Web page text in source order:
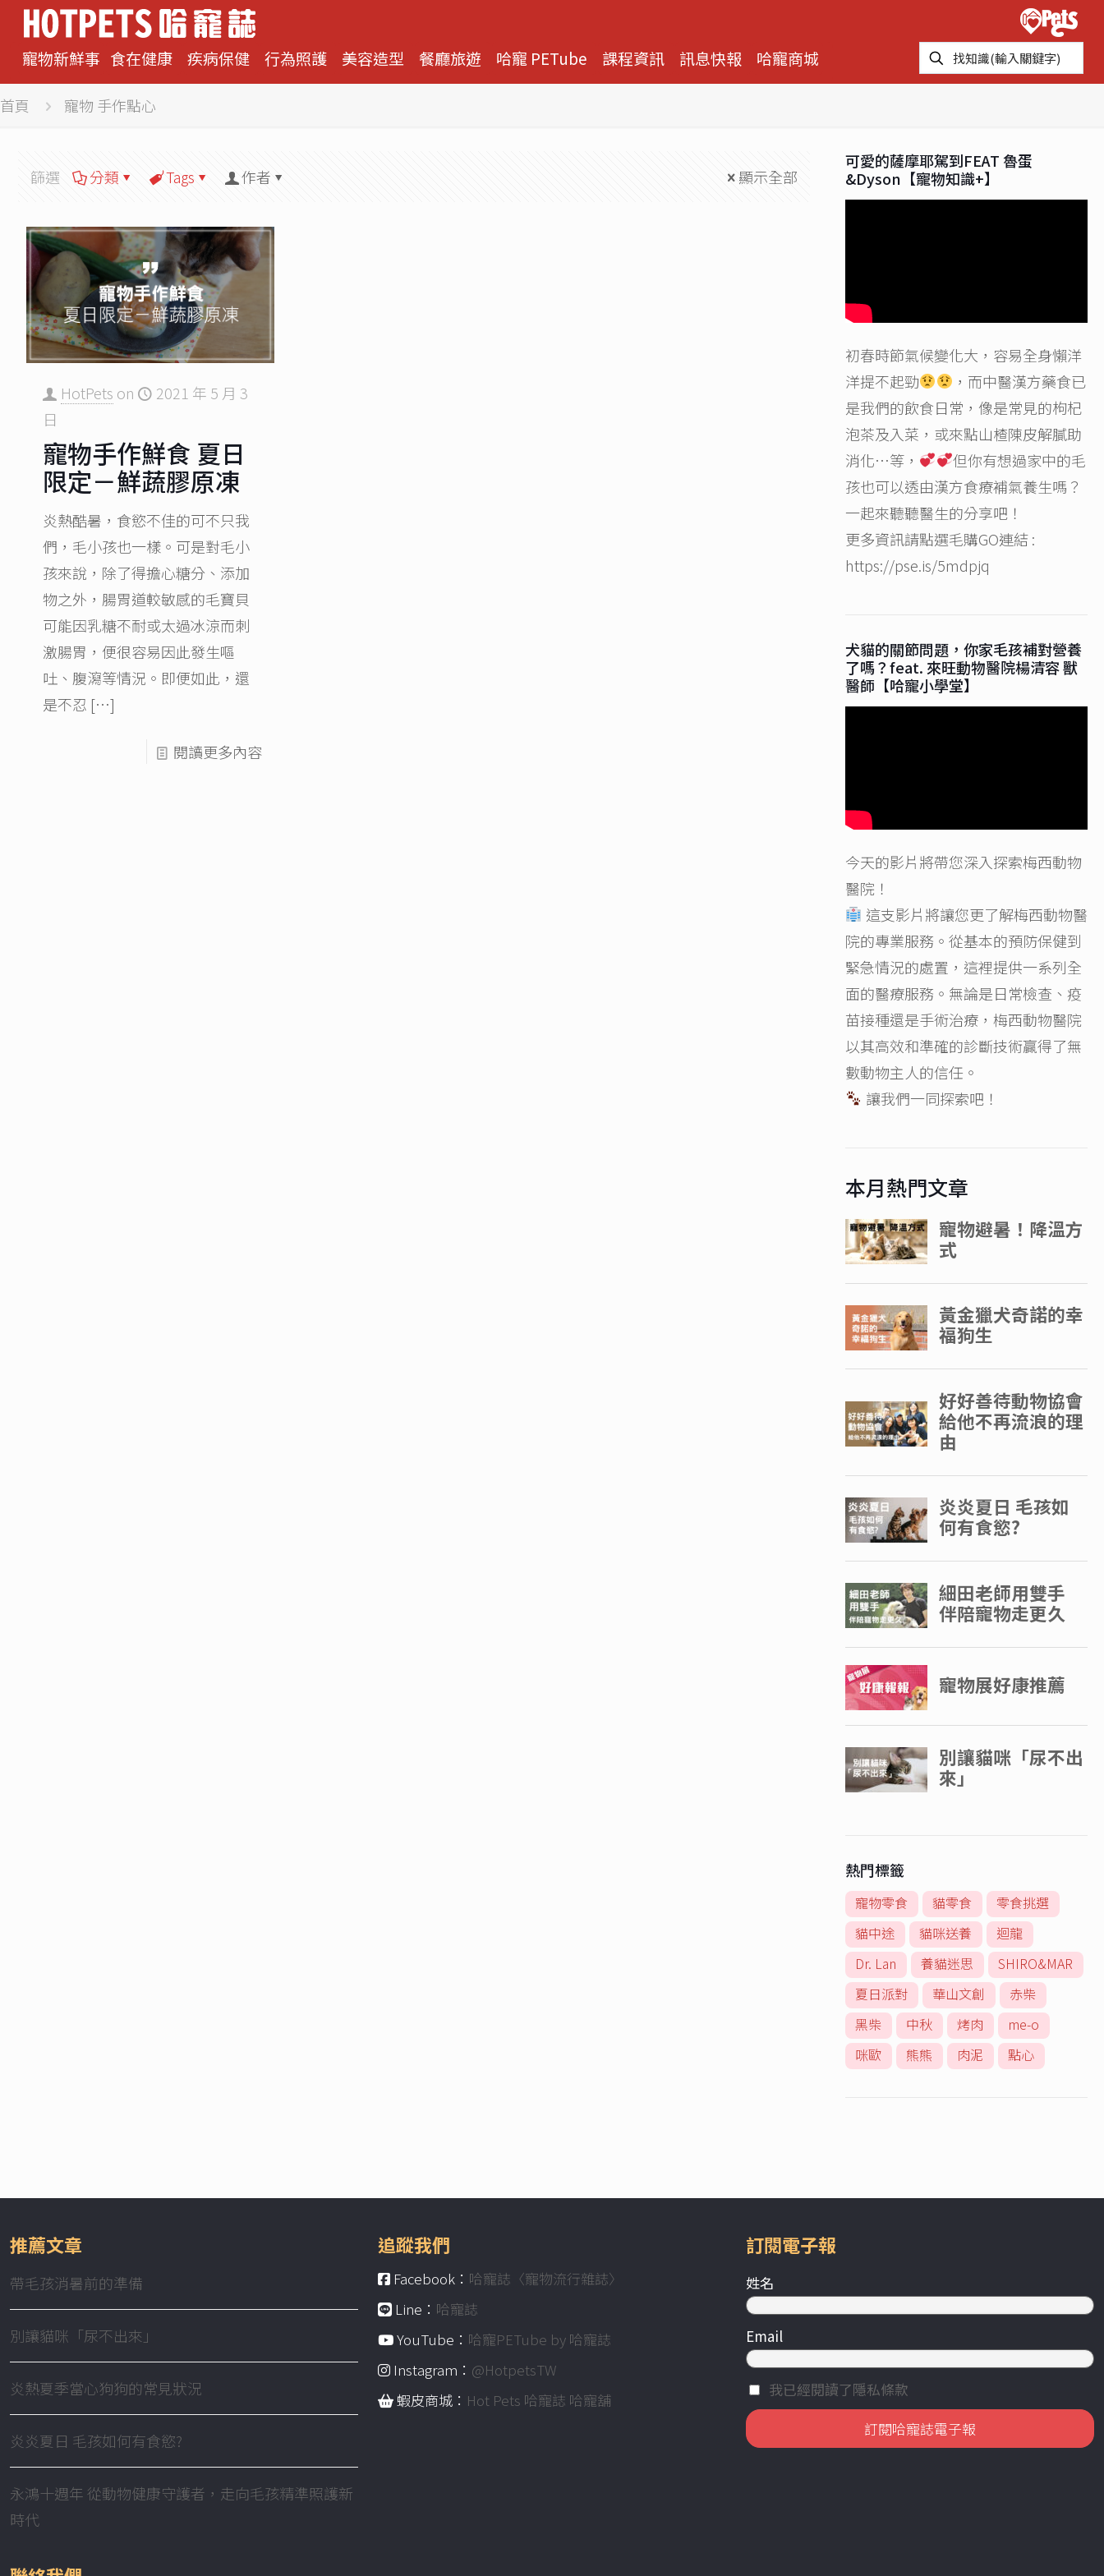
寵物新鮮事 食在健康 疾病保健 行為照護 美容造型 餐廳旅遊 哈寵 PETube 課程資訊 訊息快報 哈寵商城
首頁 寵物 手作點心
篩選 分類 Tags 作者 顯示全部
HotPets on
2021 年 5 月 3
日
寵物手作鮮食 夏日
限定－鮮蔬膠原凍
炎熱酷暑，食慾不佳的可不只我
們，毛小孩也一樣。可是對毛小
孩來說，除了得擔心糖分、添加
物之外，腸胃道較敏感的毛寶貝
可能因乳糖不耐或太過冰涼而刺
激腸胃，便很容易因此發生嘔
吐、腹瀉等情況。即便如此，還
是不忍 […]
閱讀更多內容
可愛的薩摩耶駕到FEAT 魯蛋
&Dyson【寵物知識+】
初春時節氣候變化大，容易全身懶洋
洋提不起勁
，而中醫漢方藥食已
是我們的飲食日常，像是常見的枸杞
泡茶及入菜，或來點山楂陳皮解膩助
消化…等，
但你有想過家中的毛
孩也可以透由漢方食療補氣養生嗎？
一起來聽聽醫生的分享吧！
更多資訊請點選毛購GO連結 :
https://pse.is/5mdpjq
犬貓的關節問題，你家毛孩補對營養
了嗎？feat. 來旺動物醫院楊清容 獸
醫師【哈寵小學堂】
今天的影片將帶您深入探索梅西動物
醫院！
這支影片將讓您更了解梅西動物醫
院的專業服務。從基本的預防保健到
緊急情況的處置，這裡提供一系列全
面的醫療服務。無論是日常檢查、疫
苗接種還是手術治療，梅西動物醫院
以其高效和準確的診斷技術贏得了無
數動物主人的信任。
讓我們一同探索吧！
本月熱門文章
熱門標籤
寵物零食 貓零食
零食挑選
貓中途
貓咪送養
迴龍
Dr. Lan
養貓迷思
SHIRO&MAR
夏日派對
華山文創
赤柴
黑柴
中秋 烤肉
me-o
咪歐
熊熊 肉泥 點心
推薦文章
帶毛孩消暑前的準備
別讓貓咪「尿不出來」
炎熱夏季當心狗狗的常見狀況
炎炎夏日 毛孩如何有食慾?
永鴻十週年 從動物健康守護者，走向毛孩精準照護新
時代
追蹤我們
Facebook： 哈寵誌〈寵物流行雜誌〉
Line： 哈寵誌
YouTube： 哈寵PETube by 哈寵誌
Instagram： @HotpetsTW
蝦皮商城： Hot Pets 哈寵誌 哈寵舖
訂閱電子報
姓名
Email
我已經閱讀了隱私條款